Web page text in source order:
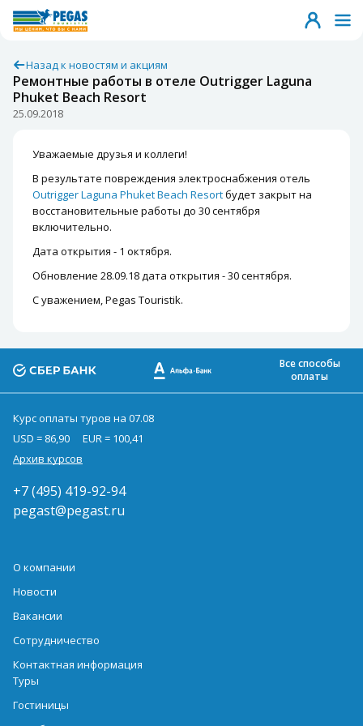
Назад к новостям и акциям
Ремонтные работы в отеле Outrigger Laguna
Phuket Beach Resort
25.09.2018
Уважаемые друзья и коллеги!
В результате повреждения электроснабжения отель
Outrigger Laguna Phuket Beach Resortбудет закрыт на
восстановительные работы до 30 сентября
включительно.
Дата открытия - 1 октября.
Обновление 28.09.18дата открытия - 30 сентября.
С уважением, Pegas Touristik.
Все способы
оплаты
Курс оплаты туров на 07.08
USD = 86,90
EUR = 100,41
Архив курсов
+7 (495) 419-92-94
pegast@pegast.ru
О компании
Новости
Вакансии
Сотрудничество
Контактная информация
Туры
Гостиницы